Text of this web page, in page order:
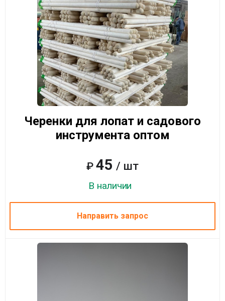
Черенки для лопат и садового
инструмента оптом
₽ 45 / шт
В наличии
Направить запрос